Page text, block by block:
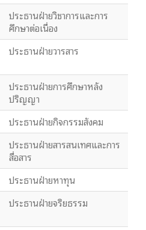
ประธานฝ่ายวิชาการและการ
ศึกษาต่อเนื่อง
ประธานฝ่ายวารสาร
ประธานฝ่ายการศึกษาหลัง
ปริญญา
ประธานฝ่ายกิจกรรมสังคม
ประธานฝ่ายสารสนเทศและการ
สื่อสาร
ประธานฝ่ายหาทุน
ประธานฝ่ายจริยธรรม